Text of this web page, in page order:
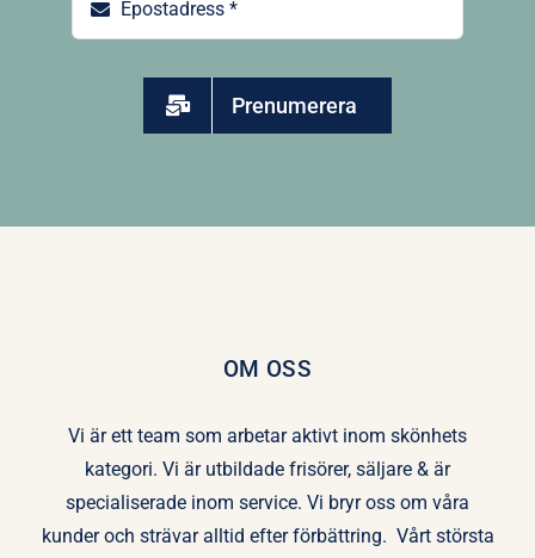
Prenumerera
OM OSS
Vi är ett team som arbetar aktivt inom skönhets
kategori. Vi är utbildade frisörer, säljare & är
specialiserade inom service. Vi bryr oss om våra
kunder och strävar alltid efter förbättring. Vårt största